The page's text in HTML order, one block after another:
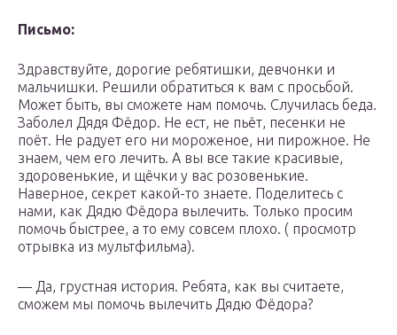
Письмо:
Здравствуйте, дорогие ребятишки, девчонки и
мальчишки. Решили обратиться к вам с просьбой.
Может быть, вы сможете нам помочь. Случилась беда.
Заболел Дядя Фёдор. Не ест, не пьёт, песенки не
поёт. Не радует его ни мороженое, ни пирожное. Не
знаем, чем его лечить. А вы все такие красивые,
здоровенькие, и щёчки у вас розовенькие.
Наверное, секрет какой-то знаете. Поделитесь с
нами, как Дядю Фёдора вылечить. Только просим
помочь быстрее, а то ему совсем плохо. ( просмотр
отрывка из мультфильма).
— Да, грустная история. Ребята, как вы считаете,
сможем мы помочь вылечить Дядю Фёдора?